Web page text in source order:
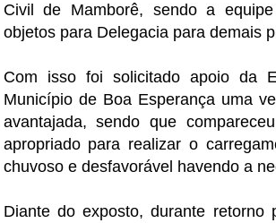
Civil de Mamborê, sendo a
objetos para Delegacia para demais
Com isso foi solicitado apoio da
Município de Boa Esperança uma
avantajada, sendo que
apropriado para realizar o
chuvoso e desfavorável havendo a
Diante do exposto, durante